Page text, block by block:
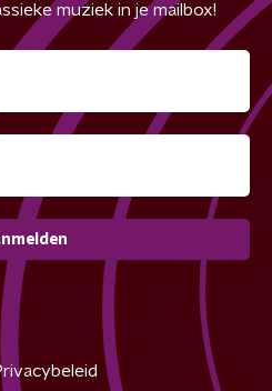
muziek in je mailbox!